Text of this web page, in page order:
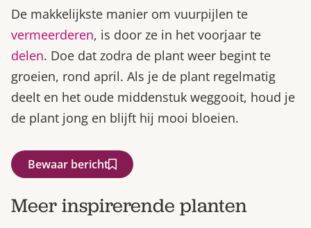
De makkelijkste manier om vuurpijlen te
vermeerderen, is door ze in het voorjaar te
delen. Doe dat zodra de plant weer begint te
groeien, rond april. Als je de plant regelmatig
deelt en het oude middenstuk weggooit, houd je
de plant jong en blijft hij mooi bloeien.
Bewaar bericht
Meer inspirerende planten